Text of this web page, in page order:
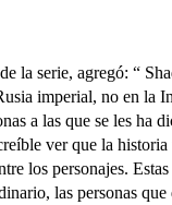
la serie, agregó: “
imperial, no en la
a las que se les ha
ver que la
los personajes.
las personas